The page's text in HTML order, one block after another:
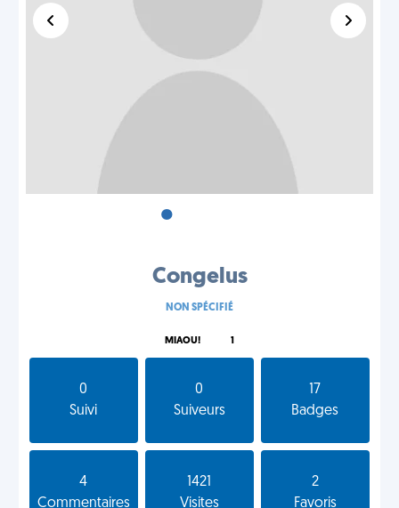
•
Congelus
NON SPÉCIFIÉ
MIAOU! 1
0
Suivi
0
Suiveurs
17
Badges
4
Commentaires
1421
Visites
2
Favoris